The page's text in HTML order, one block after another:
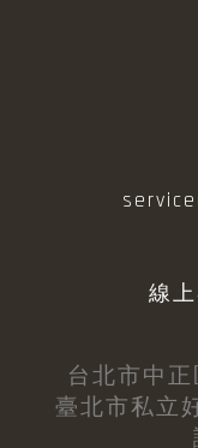
線
台北市中
臺北市私立